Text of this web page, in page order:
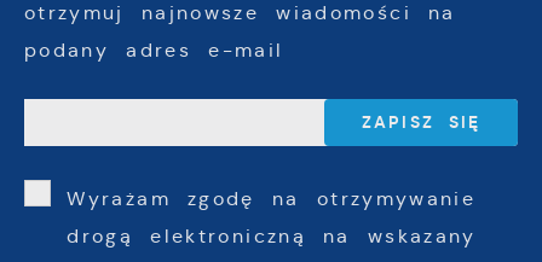
otrzymuj najnowsze wiadomości na
podany adres e-mail
Wyrażam zgodę na otrzymywanie
drogą elektroniczną na wskazany